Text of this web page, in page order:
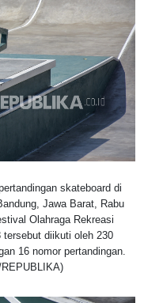
skateboard di
Jawa Barat, Rabu
Olahraga Rekreasi
diikuti oleh 230
16 nomor pertandingan.